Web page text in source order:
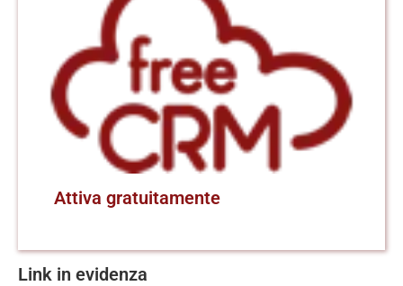
Attiva gratuitamente
Link in evidenza